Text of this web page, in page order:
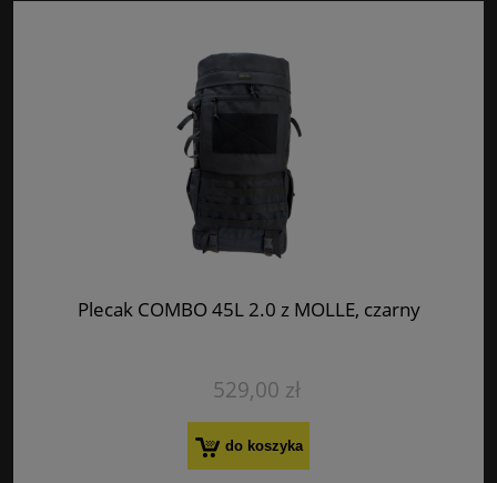
Plecak COMBO 45L 2.0 z MOLLE, czarny
529,00 zł
do koszyka